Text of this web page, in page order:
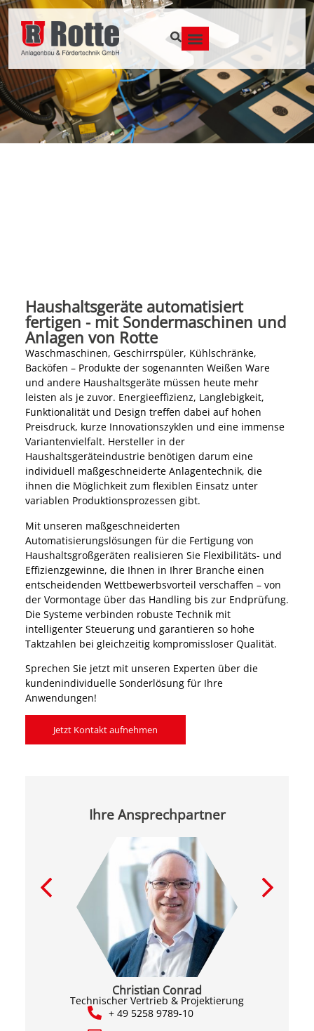
Haushaltsgeräte automatisiert
fertigen - mit Sondermaschinen und
Anlagen von Rotte
Waschmaschinen, Geschirrspüler, Kühlschränke,
Backöfen – Produkte der sogenannten Weißen Ware
und andere Haushaltsgeräte müssen heute mehr
leisten als je zuvor. Energieeffizienz, Langlebigkeit,
Funktionalität und Design treffen dabei auf hohen
Preisdruck, kurze Innovationszyklen und eine immense
Variantenvielfalt. Hersteller in der
Haushaltsgeräteindustrie benötigen darum eine
individuell maßgeschneiderte Anlagentechnik, die
ihnen die Möglichkeit zum flexiblen Einsatz unter
variablen Produktionsprozessen gibt.
Mit unseren maßgeschneiderten
Automatisierungslösungen für die Fertigung von
Haushaltsgroßgeräten realisieren Sie Flexibilitäts- und
Effizienzgewinne, die Ihnen in Ihrer Branche einen
entscheidenden Wettbewerbsvorteil verschaffen – von
der Vormontage über das Handling bis zur Endprüfung.
Die Systeme verbinden robuste Technik mit
intelligenter Steuerung und garantieren so hohe
Taktzahlen bei gleichzeitig kompromissloser Qualität.
Sprechen Sie jetzt mit unseren Experten über die
kundenindividuelle Sonderlösung für Ihre
Anwendungen!
Jetzt Kontakt aufnehmen
Ihre Ansprechpartner
Christian Conrad
Technischer Vertrieb & Projektierung
+ 49 5258 9789-10